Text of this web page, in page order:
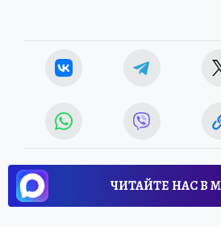
ЧИТАЙТЕ НАС В